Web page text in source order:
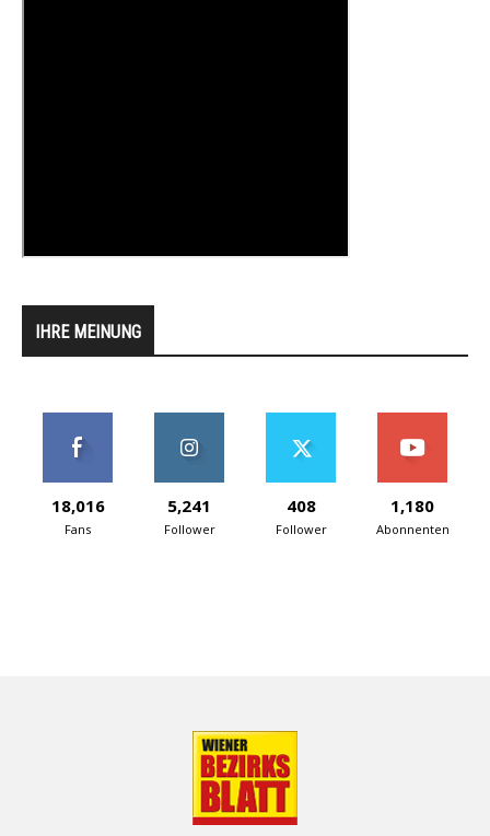
IHRE MEINUNG
18,016
Fans
5,241
Follower
408
Follower
1,180
Abonnenten